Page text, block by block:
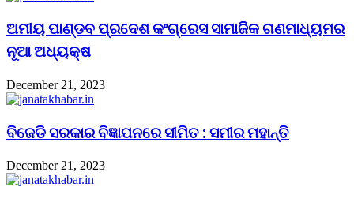
ଅମୀୟ ପାଣ୍ଡବ ପ୍ରଦେଶ କଂଗ୍ରେସ ସାମାଜିକ ଗଣମାଧ୍ୟମର
ନୂଆ ଅଧ୍ୟକ୍ଷ
December 21, 2023
ବିଜେଡି ସରକାର ବିଜ୍ଞାପନରେ ସୀମିତ : ସମୀର ମହାନ୍ତି
December 21, 2023